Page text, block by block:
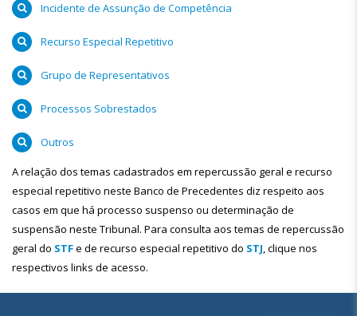
Incidente de Assunção de Competência
Recurso Especial Repetitivo
Grupo de Representativos
Processos Sobrestados
Outros
A relação dos temas cadastrados em repercussão geral e recurso
especial repetitivo neste Banco de Precedentes diz respeito aos
casos em que há processo suspenso ou determinação de
suspensão neste Tribunal. Para consulta aos temas de repercussão
geral do STFe de recurso especial repetitivo do STJ, clique nos
respectivos links de acesso.